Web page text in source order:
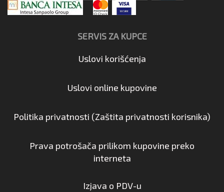
SERVIS ZA KUPCE
Uslovi korišćenja
Uslovi online kupovine
Politika privatnosti (Zaštita privatnosti korisnika)
Prava potrošača prilikom kupovine preko
interneta
Izjava o PDV-u